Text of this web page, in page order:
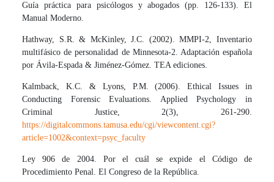
Guía práctica para psicólogos y abogados (pp. 126-133). El
Manual Moderno.
Hathway, S.R. & McKinley, J.C. (2002). MMPI-2, Inventario
multifásico de personalidad de Minnesota-2. Adaptación española
por Ávila-Espada & Jiménez-Gómez. TEA ediciones.
Kalmback, K.C. & Lyons, P.M. (2006). Ethical Issues in
Conducting Forensic Evaluations. Applied Psychology in
Criminal Justice, 2(3), 261-290.
https://digitalcommons.tamusa.edu/cgi/viewcontent.cgi?
article=1002&context=psyc_faculty
Ley 906 de 2004. Por el cuál se expide el Código de
Procedimiento Penal. El Congreso de la República.